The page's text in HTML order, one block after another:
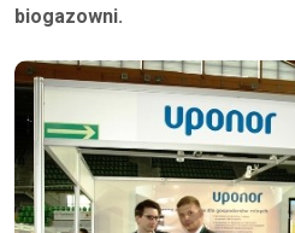
biogazowni.